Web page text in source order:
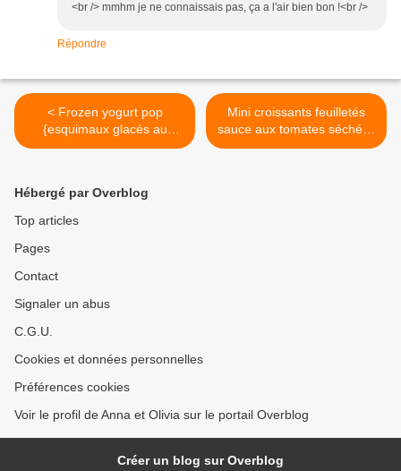
<br /> mmhm je ne connaissais pas, ça a l'air bien bon !<br />
Répondre
< Frozen yogurt pop
{esquimaux glacés au
yaourt}
Mini croissants feuilletés
sauce aux tomates séchées
et mozzarella {croissants
Hébergé par Overblog
Top articles
Pages
Contact
Signaler un abus
C.G.U.
Cookies et données personnelles
Préférences cookies
Voir le profil de Anna et Olivia sur le portail Overblog
Créer un blog sur Overblog